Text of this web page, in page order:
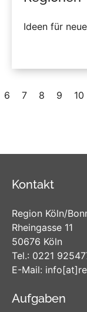
Ideen für
6 7 8 9 10
Kontakt
Region Köln/
Rheingasse 11
50676 Köln
Tel.: 0221
E-Mail: info[at]
Aufgaben